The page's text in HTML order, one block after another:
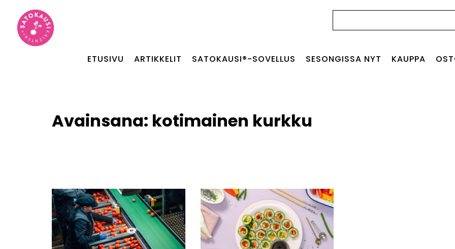
ETUSIVU ARTIKKELIT SATOKAUSI®-SOVELLUS SESONGISSA NYT KAUPPA
Avainsana: kotimainen kurkku